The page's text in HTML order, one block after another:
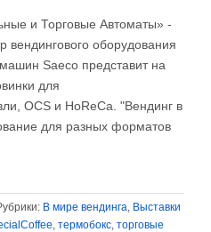
и Торговые Автоматы» -
вендингового оборудования
Saeco представит на
для
OCS и HoReCa. "Вендинг в
для разных форматов
В мире вендинга, Выставки
, термобокс, торговые